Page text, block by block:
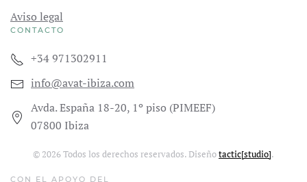
Aviso legal
CONTACTO
+34 971302911
info@avat-ibiza.com
Avda. España 18-20, 1º piso (PIMEEF)
07800 Ibiza
© 2026Todos los derechos reservados. Diseñotactic[studio].
CON EL APOYO DEL